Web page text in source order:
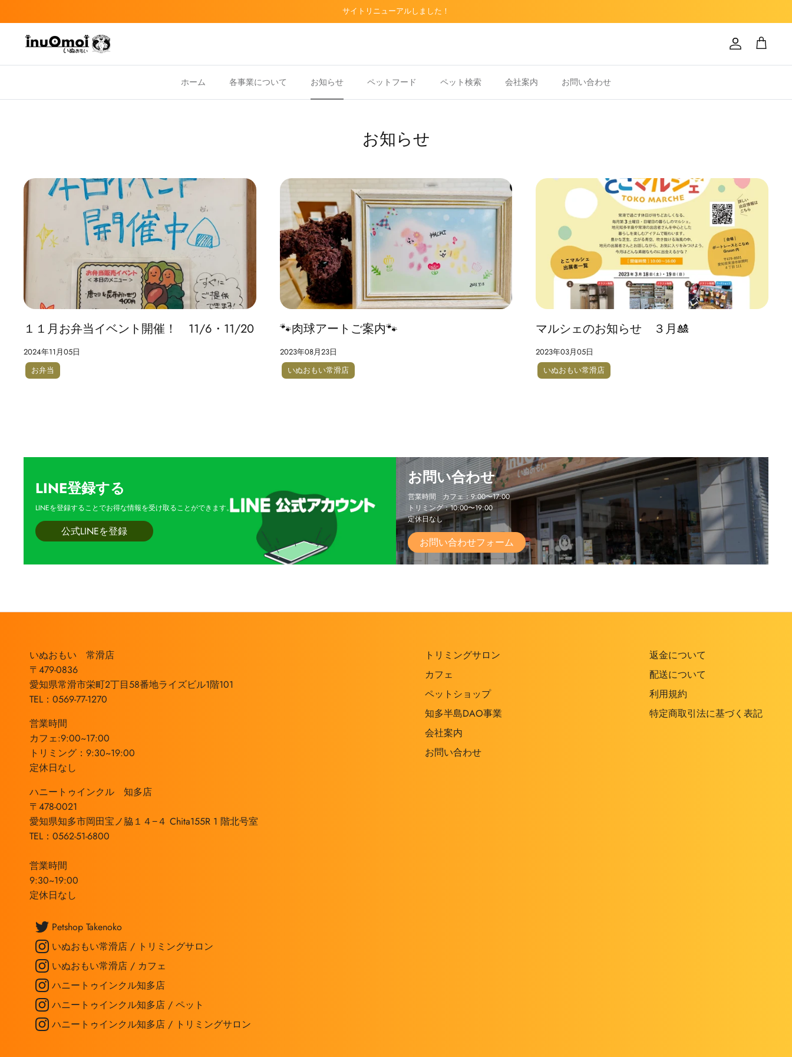
to
content
サイトリニューアルしました！
Account
Cart
ホーム 各事業について お知らせ ペットフード ペット検索 会社案内 お問い合わせ
お知らせ
１１月お弁当イベント開催！ 11/6・11/20
2024年11月05日
お弁当
🐾肉球アートご案内🐾
2023年08月23日
いぬおもい常滑店
マルシェのお知らせ ３月🎎
2023年03月05日
いぬおもい常滑店
LINE登録する
LINEを登録することでお得な情報を受け取ることができます。
公式LINEを登録
お問い合わせ
営業時間 カフェ：9:00〜17:00
トリミング：10:00〜19:00
定休日なし
お問い合わせフォーム
いぬおもい 常滑店
〒479-0836
愛知県常滑市栄町2丁目58番地ライズビル1階101
TEL：0569-77-1270
営業時間
カフェ:9:00~17:00
トリミング：9:30~19:00
定休日なし
ハニートゥインクル 知多店
〒478-0021
愛知県知多市岡田宝ノ脇１４−４ Chita155R 1 階北号室
TEL：0562-51-6800
営業時間
9:30~19:00
定休日なし
Petshop Takenoko
いぬおもい常滑店 / トリミングサロン
いぬおもい常滑店 / カフェ
ハニートゥインクル知多店
ハニートゥインクル知多店 / ペット
ハニートゥインクル知多店 / トリミングサロン
トリミングサロン
カフェ
ペットショップ
知多半島DAO事業
会社案内
お問い合わせ
返金について
配送について
利用規約
特定商取引法に基づく表記